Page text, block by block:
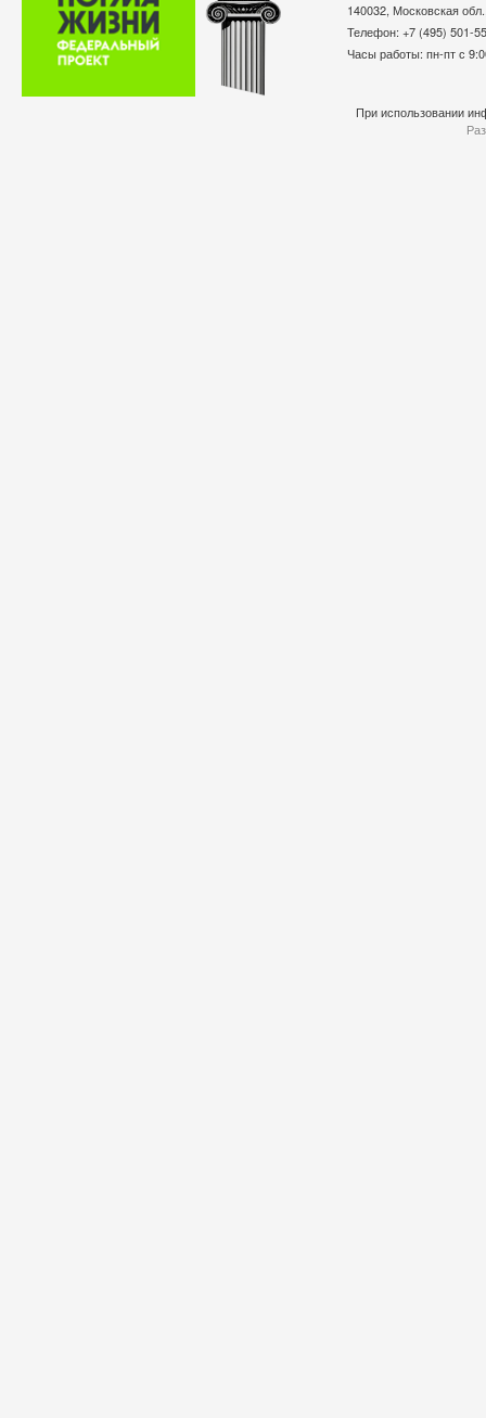
140032, Московская
Телефон: +7 (495)
Часы работы: пн-пт с
При использовании